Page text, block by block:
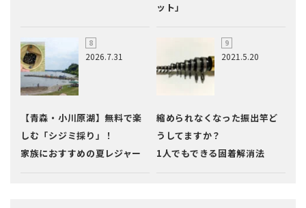
ット」
2026.7.31
【青森・小川原湖】無料で楽
しむ「シジミ採り」！
家族におすすめの夏レジャー
2021.5.20
縮められなくなった振出竿ど
うしてますか？
1人でもできる固着解消法